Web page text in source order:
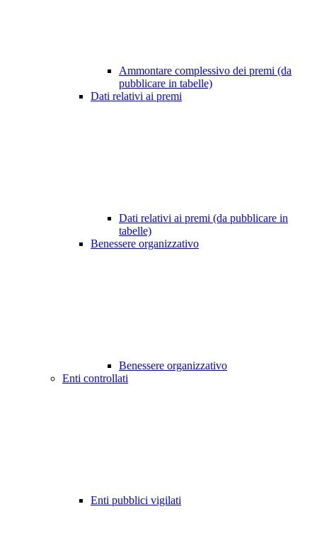
Ammontare complessivo dei premi (da
pubblicare in tabelle)
Dati relativi ai premi
Dati relativi ai premi (da pubblicare in
tabelle)
Benessere organizzativo
Benessere organizzativo
Enti controllati
Enti pubblici vigilati